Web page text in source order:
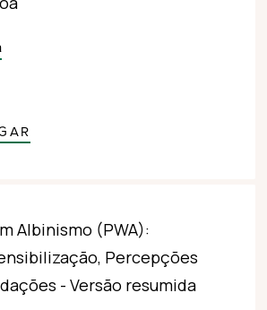
Albinismo (PWA):
Percepções
- Versão resumida